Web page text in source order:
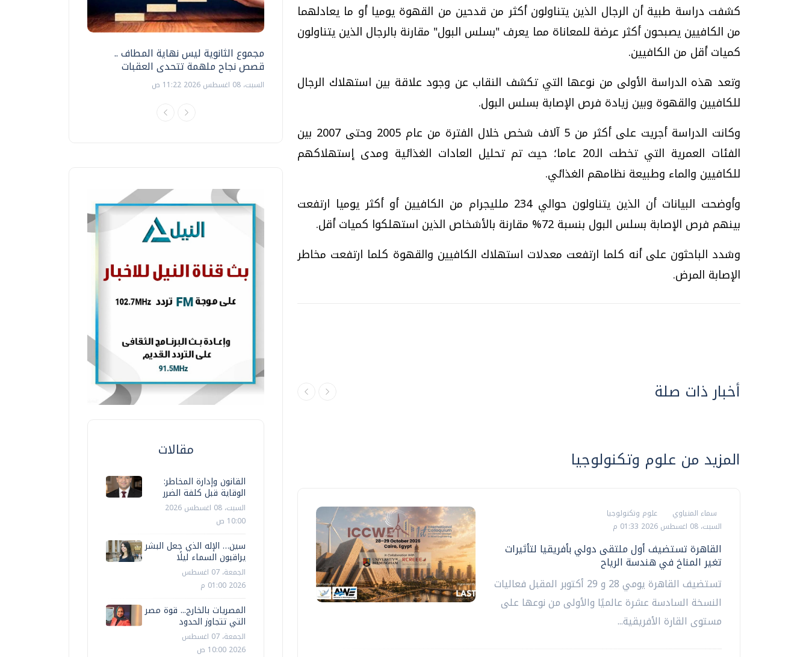
كشفت دراسة طبية أن الرجال الذين يتناولون أكثر من قدحين من القهوة يوميا أو ما يعادلهما
من الكافيين يصبحون أكثر عرضة للمعاناة مما يعرف "بسلس البول" مقارنة بالرجال الذين يتناولون
كميات أقل من الكافيين.
وتعد هذه الدراسة الأولى من نوعها التي تكشف النقاب عن وجود علاقة بين استهلاك الرجال
للكافيين والقهوة وبين زيادة فرص الإصابة بسلس البول.
وكانت الدراسة أجريت على أكثر من 5 آلاف شخص خلال الفترة من عام 2005 وحتى 2007 بين
الفئات العمرية التي تخطت الـ20 عاما؛ حيث تم تحليل العادات الغذائية ومدى إستهلاكهم
للكافيين والماء وطبيعة نظامهم الغذائي.
وأوضحت البيانات أن الذين يتناولون حوالي 234 ملليجرام من الكافيين أو أكثر يوميا ارتفعت
بينهم فرص الإصابة بسلس البول بنسبة 72% مقارنة بالأشخاص الذين استهلكوا كميات أقل.
وشدد الباحثون على أنه كلما ارتفعت معدلات استهلاك الكافيين والقهوة كلما ارتفعت مخاطر
الإصابة المرض.
أخبار ذات صلة
المزيد من علوم وتكنولوجيا
سماء المنياوي
علوم وتكنولوجيا
السبت، 08 اغسطس 2026 01:33 م
القاهرة تستضيف أول ملتقى دولي بأفريقيا لتأثيرات
تغير المناخ في هندسة الرياح
تستضيف القاهرة يومي 28 و 29 أكتوبر المقبل فعاليات
النسخة السادسة عشرة عالميًا والأولى من نوعها على
مستوى القارة الأفريقية...
مجموع الثانوية ليس نهاية المطاف ..
قصص نجاح ملهمة تتحدى العقبات
السبت، 08 اغسطس 2026 11:22 ص الثلاثاء، 04 اغسطس 2026 04:04 م السبت، 01 اغسطس 2026 10:25 ص
فيديو.. الإعلام الرقمي.. تقنيات واعدة
مقالات
القانون وإدارة المخاطر:
الوقاية قبل كلفة الضرر
السبت، 08 اغسطس 2026
10:00 ص
سين… الإله الذي جعل البشر
يراقبون السماء ليلًا
الجمعة، 07 اغسطس
2026 01:00 م
المصريات بالخارج... قوة مصر
التي تتجاوز الحدود
الجمعة، 07 اغسطس
2026 10:00 ص